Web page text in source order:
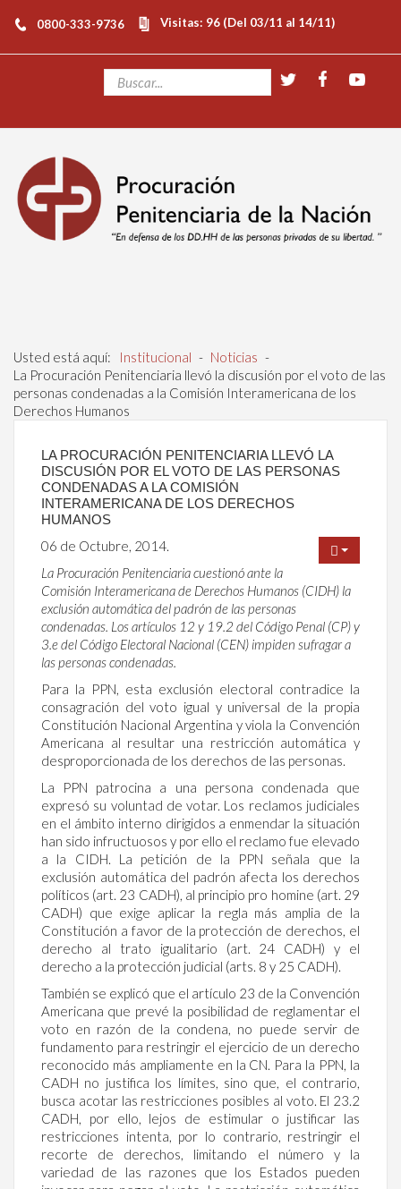
0800-333-9736 Visitas: 96 (Del 03/11 al 14/11)
Usted está aquí: Institucional - Noticias -
La Procuración Penitenciaria llevó la discusión por el voto de las
personas condenadas a la Comisión Interamericana de los
Derechos Humanos
LA PROCURACIÓN PENITENCIARIA LLEVÓ LA
DISCUSIÓN POR EL VOTO DE LAS PERSONAS
CONDENADAS A LA COMISIÓN
INTERAMERICANA DE LOS DERECHOS
HUMANOS
06 de Octubre, 2014.
La Procuración Penitenciaria cuestionó ante la
Comisión Interamericana de Derechos Humanos (CIDH) la
exclusión automática del padrón de las personas
condenadas. Los artículos 12 y 19.2 del Código Penal (CP) y
3.e del Código Electoral Nacional (CEN) impiden sufragar a
las personas condenadas.
Para la PPN, esta exclusión electoral contradice la
consagración del voto igual y universal de la propia
Constitución Nacional Argentina y viola la Convención
Americana al resultar una restricción automática y
desproporcionada de los derechos de las personas.
La PPN patrocina a una persona condenada que
expresó su voluntad de votar. Los reclamos judiciales
en el ámbito interno dirigidos a enmendar la situación
han sido infructuosos y por ello el reclamo fue elevado
a la CIDH. La petición de la PPN señala que la
exclusión automática del padrón afecta los derechos
políticos (art. 23 CADH), al principio pro homine (art. 29
CADH) que exige aplicar la regla más amplia de la
Constitución a favor de la protección de derechos, el
derecho al trato igualitario (art. 24 CADH) y el
derecho a la protección judicial (arts. 8 y 25 CADH).
También se explicó que el artículo 23 de la Convención
Americana que prevé la posibilidad de reglamentar el
voto en razón de la condena, no puede servir de
fundamento para restringir el ejercicio de un derecho
reconocido más ampliamente en la CN. Para la PPN, la
CADH no justifica los límites, sino que, el contrario,
busca acotar las restricciones posibles al voto. El 23.2
CADH, por ello, lejos de estimular o justificar las
restricciones intenta, por lo contrario, restringir el
recorte de derechos, limitando el número y la
variedad de las razones que los Estados pueden